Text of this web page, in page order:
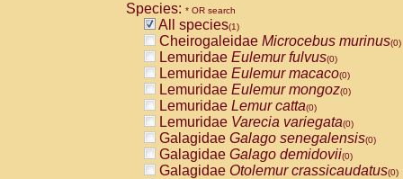
Species: * OR search
All species(1)
Cheirogaleidae Microcebus murinus(0)
Lemuridae Eulemur fulvus(0)
Lemuridae Eulemur macaco(0)
Lemuridae Eulemur mongoz(0)
Lemuridae Lemur catta(0)
Lemuridae Varecia variegata(0)
Galagidae Galago senegalensis(0)
Galagidae Galago demidovii(0)
Galagidae Otolemur crassicaudatus(0)